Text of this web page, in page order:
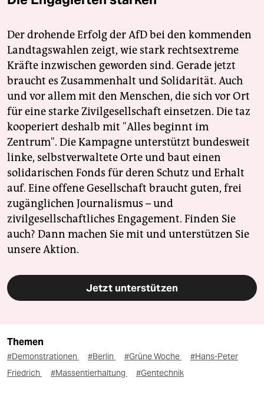
Der drohende Erfolg der AfD bei den kommenden
Landtagswahlen zeigt, wie stark rechtsextreme
Kräfte inzwischen geworden sind. Gerade jetzt
braucht es Zusammenhalt und Solidarität. Auch
und vor allem mit den Menschen, die sich vor Ort
für eine starke Zivilgesellschaft einsetzen. Die taz
kooperiert deshalb mit "Alles beginnt im
Zentrum". Die Kampagne unterstützt bundesweit
linke, selbstverwaltete Orte und baut einen
solidarischen Fonds für deren Schutz und Erhalt
auf. Eine offene Gesellschaft braucht guten, frei
zugänglichen Journalismus – und
zivilgesellschaftliches Engagement. Finden Sie
auch? Dann machen Sie mit und unterstützen Sie
unsere Aktion.
Jetzt unterstützen
Themen
#Demonstrationen #Berlin #Grüne Woche
#Hans-Peter
Friedrich
#Massentierhaltung #Gentechnik